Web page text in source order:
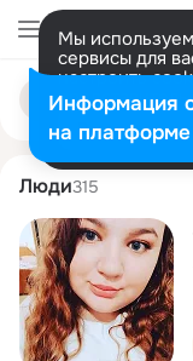
Мы
сервисы для
настроить
Разрешить
Поиск
людям
tatyana ilinova
Люди315
Информация
на